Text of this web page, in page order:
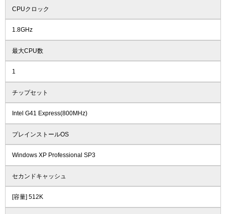
CPUクロック
1.8GHz
最大CPU数
1
チップセット
Intel G41 Express(800MHz)
プレインストールOS
Windows XP Professional SP3
セカンドキャッシュ
[容量] 512K